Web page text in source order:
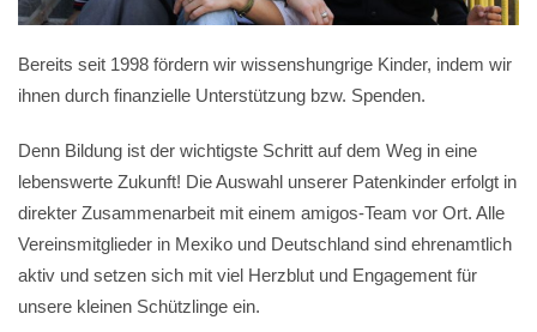
Bereits seit 1998 fördern wir wissenshungrige Kinder, indem wir
ihnen durch finanzielle Unterstützung bzw. Spenden.
Denn Bildung ist der wichtigste Schritt auf dem Weg in eine
lebenswerte Zukunft! Die Auswahl unserer Patenkinder erfolgt in
direkter Zusammenarbeit mit einem amigos-Team vor Ort. Alle
Vereinsmitglieder in Mexiko und Deutschland sind ehrenamtlich
aktiv und setzen sich mit viel Herzblut und Engagement für
unsere kleinen Schützlinge ein.